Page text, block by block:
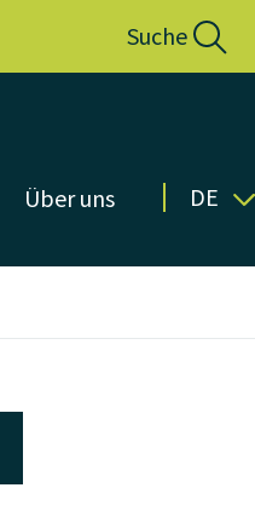
Suche
Über uns DE